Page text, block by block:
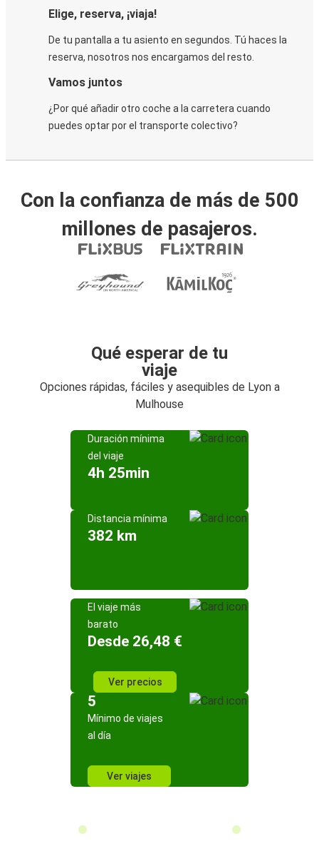
Elige, reserva, ¡viaja!
De tu pantalla a tu asiento en segundos. Tú haces la
reserva, nosotros nos encargamos del resto.
Vamos juntos
¿Por qué añadir otro coche a la carretera cuando
puedes optar por el transporte colectivo?
Con la confianza de más de 500
millones de pasajeros.
Qué esperar de tu
viaje
Opciones rápidas, fáciles y asequibles de Lyon a
Mulhouse
Duración mínima
del viaje
4h 25min
Distancia mínima
382 km
El viaje más
barato
Desde 26,48 €
Ver precios
5
Mínimo de viajes
al día
Ver viajes